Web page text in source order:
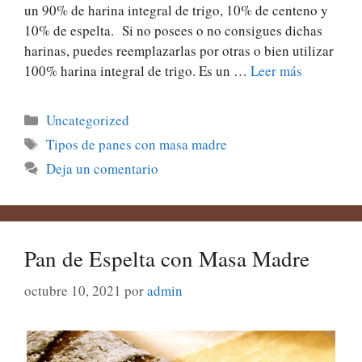
un 90% de harina integral de trigo, 10% de centeno y
10% de espelta. Si no posees o no consigues dichas
harinas, puedes reemplazarlas por otras o bien utilizar
100% harina integral de trigo. Es un … Leer más
Categorías
Uncategorized
Etiquetas
Tipos de panes con masa madre
Deja un comentario
Pan de Espelta con Masa Madre
octubre 10, 2021 poradmin